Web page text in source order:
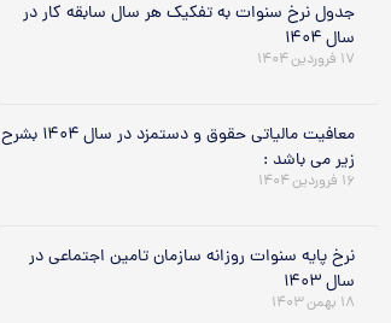
جدول نرخ سنوات به تفکیک هر سال سابقه کار در
سال ۱۴۰۴
۱۷ فروردین ۱۴۰۴
معافیت مالیاتی حقوق و دستمزد در سال ۱۴۰۴ بشرح
زیر می باشد :
۱۶ فروردین ۱۴۰۴
نرخ پایه سنوات روزانه سازمان تامین اجتماعی در
سال ۱۴۰۳
۱۸ بهمن ۱۴۰۳